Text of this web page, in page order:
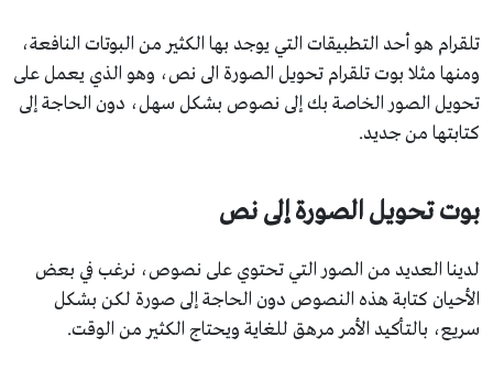
تلقرام هو أحد التطبيقات التي يوجد بها الكثير من البوتات النافعة،
ومنها مثلا بوت تلقرام تحويل الصورة الى نص، وهو الذي يعمل على
تحويل الصور الخاصة بك إلى نصوص بشكل سهل، دون الحاجة إلى
كتابتها من جديد.
بوت تحويل الصورة إلى نص
لدينا العديد من الصور التي تحتوي على نصوص، نرغب في بعض
الأحيان كتابة هذه النصوص دون الحاجة إلى صورة لكن بشكل
سريع، بالتأكيد الأمر مرهق للغاية ويحتاج الكثير من الوقت.